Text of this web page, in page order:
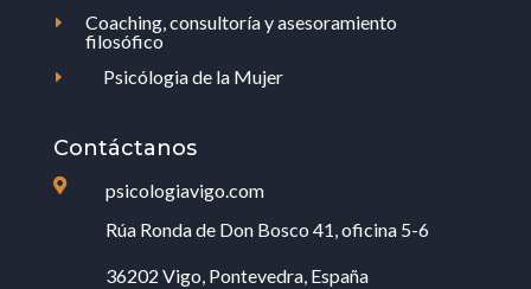
E
Coaching, consultoría y asesoramiento
filosófico
E Psicólogia de la Mujer
Contáctanos

psicologiavigo.com
Rúa Ronda de Don Bosco 41, oficina 5-6
36202 Vigo, Pontevedra, España